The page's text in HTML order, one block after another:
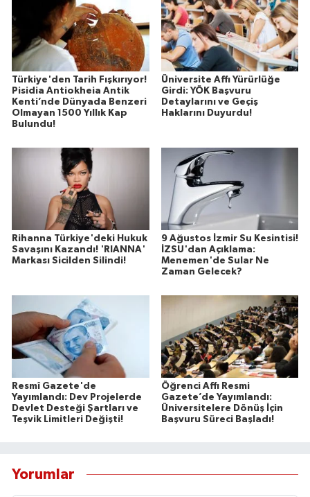
Türkiye'den Tarih Fışkırıyor!
Pisidia Antiokheia Antik
Kenti’nde Dünyada Benzeri
Olmayan 1500 Yıllık Kap
Bulundu!
Üniversite Affı Yürürlüğe
Girdi: YÖK Başvuru
Detaylarını ve Geçiş
Haklarını Duyurdu!
Rihanna Türkiye'deki Hukuk
Savaşını Kazandı! 'RIANNA'
Markası Sicilden Silindi!
9 Ağustos İzmir Su Kesintisi!
İZSU'dan Açıklama:
Menemen'de Sular Ne
Zaman Gelecek?
Resmî Gazete'de
Yayımlandı: Dev Projelerde
Devlet Desteği Şartları ve
Teşvik Limitleri Değişti!
Öğrenci Affı Resmi
Gazete’de Yayımlandı:
Üniversitelere Dönüş İçin
Başvuru Süreci Başladı!
Yorumlar